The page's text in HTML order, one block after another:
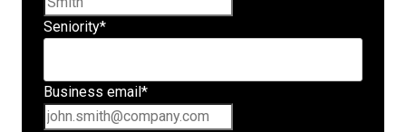
Seniority*
Business email *